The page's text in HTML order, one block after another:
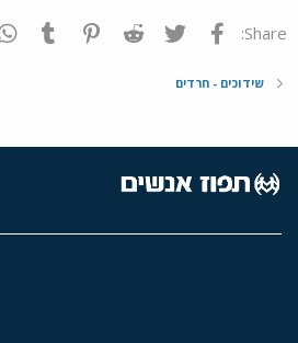
Share: פייסבוק Twitter
Reddit
Pinterest
שידוכים - חרדים